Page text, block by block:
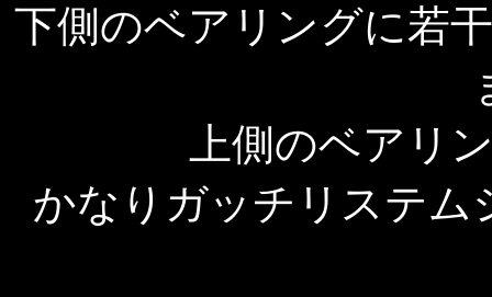
下側のベアリングに若
上側のベアリ
かなりガッチリステ